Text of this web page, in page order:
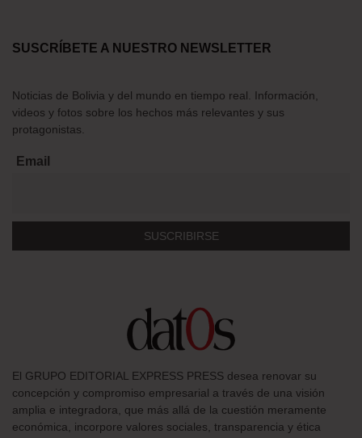
SUSCRÍBETE A NUESTRO NEWSLETTER
Noticias de Bolivia y del mundo en tiempo real. Información,
videos y fotos sobre los hechos más relevantes y sus
protagonistas.
Email
El GRUPO EDITORIAL EXPRESS PRESS desea renovar su
concepción y compromiso empresarial a través de una visión
amplia e integradora, que más allá de la cuestión meramente
económica, incorpore valores sociales, transparencia y ética